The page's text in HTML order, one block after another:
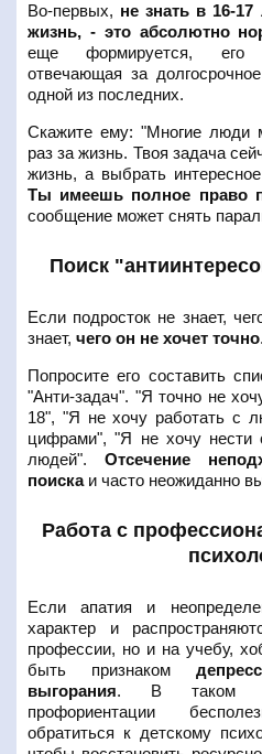
Во-первых, не знать в 16-
жизнь, - это абсолютно
еще формируется, его
отвечающая за
одной из последних.
Скажите ему: "Многие люди
раз за жизнь. Твоя задача
жизнь, а выбрать
Ты имеешь полное право
сообщение может снять
Поиск
Если подросток не знает,
знает, чего он не хочет точно
Попросите его составить
"Анти-задач". "Я точно не
18", "Я не хочу работать с
цифрами", "Я не хочу нести
людей". Отсечение
поискаи часто неожиданно
Работа с
Если апатия и
характер и
профессии, но и на учебу,
быть признаком
выгорания. В таком
профориентации
обратиться к детскому